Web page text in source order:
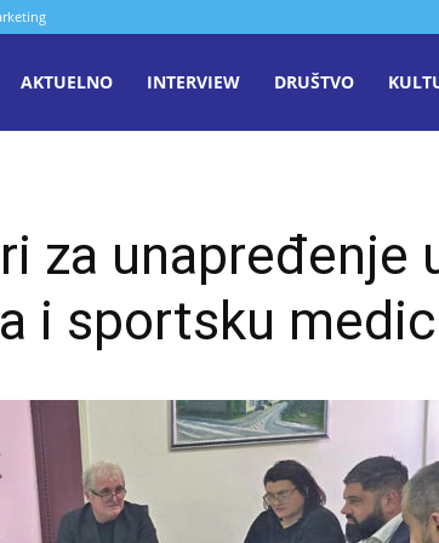
AKTUELNO INTERVIEW DRUŠTVO
za unapređenje
i sportsku